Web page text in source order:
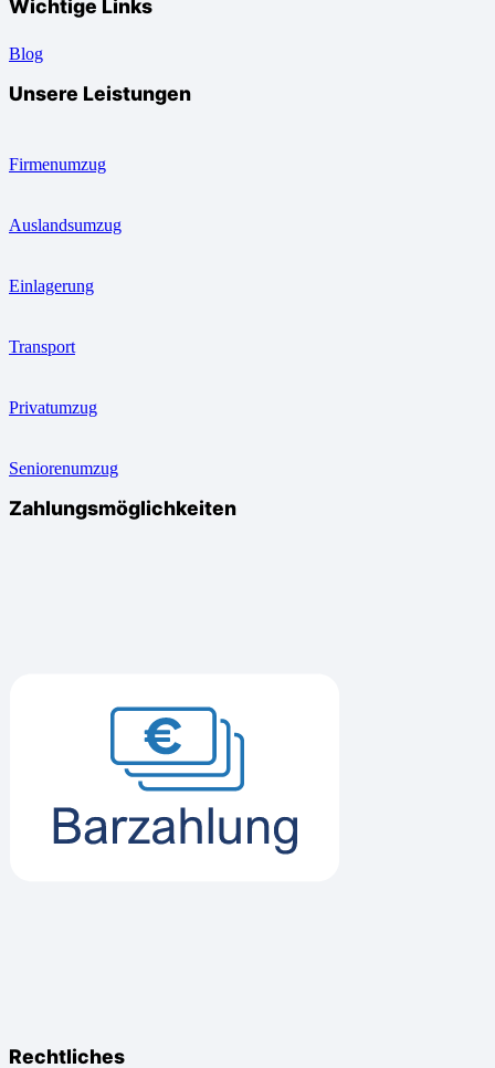
Wichtige Links
Blog
Unsere Leistungen
Firmenumzug
Auslandsumzug
Einlagerung
Transport
Privatumzug
Seniorenumzug
Zahlungsmöglichkeiten
Rechtliches